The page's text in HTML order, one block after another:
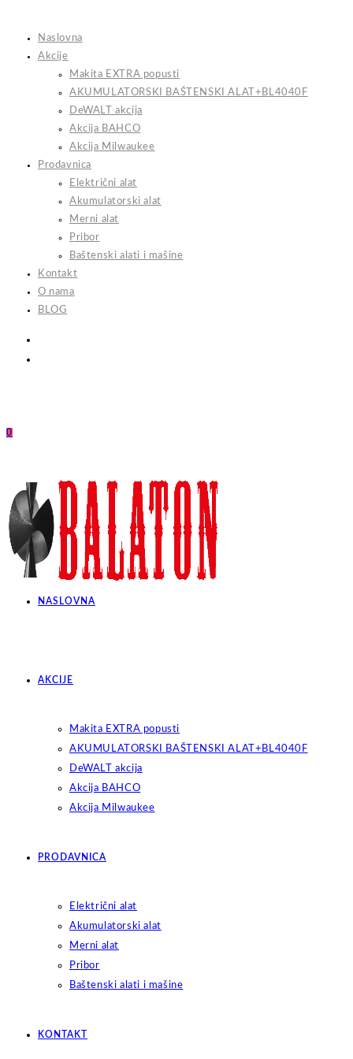
content
Naslovna
Akcije
Makita EXTRA popusti
AKUMULATORSKI BAŠTENSKI ALAT+BL4040F
DeWALT akcija
Akcija BAHCO
Akcija Milwaukee
Prodavnica
Električni alat
Akumulatorski alat
Merni alat
Pribor
Baštenski alati i mašine
Kontakt
O nama
BLOG
0
NASLOVNA
AKCIJE
Makita EXTRA popusti
AKUMULATORSKI BAŠTENSKI ALAT+BL4040F
DeWALT akcija
Akcija BAHCO
Akcija Milwaukee
PRODAVNICA
Električni alat
Akumulatorski alat
Merni alat
Pribor
Baštenski alati i mašine
KONTAKT